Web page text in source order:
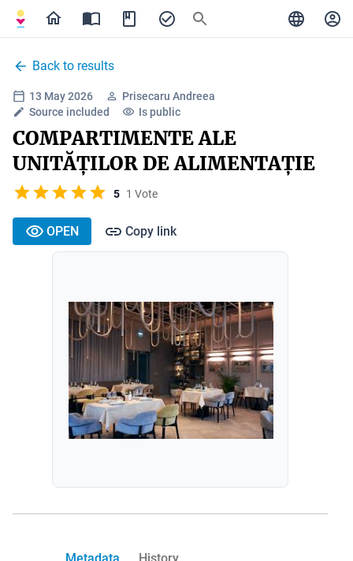
Back to results
13 May 2026
Prisecaru Andreea
Source included
Is public
COMPARTIMENTE ALE
UNITĂȚILOR DE ALIMENTAȚIE
5 1 Vote
OPEN Copy link